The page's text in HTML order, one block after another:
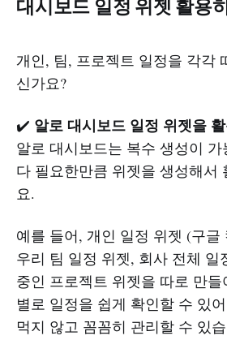
대시보드 일정 위젯 활용
개인, 팀, 프로젝트 일정을 각각
신가요?
✔️ 알로 대시보드 일정 위젯을
알로 대시보드는 복수 생성이
다 필요한만큼 위젯을 생성해서
요.
예를 들어, 개인 일정 위젯 (구글
우리 팀 일정 위젯, 회사 전체 일
중인 프로젝트 위젯을 따로 만
별로 일정을 쉽게 확인할 수 있
먹지 않고 꼼꼼히 관리할 수 있